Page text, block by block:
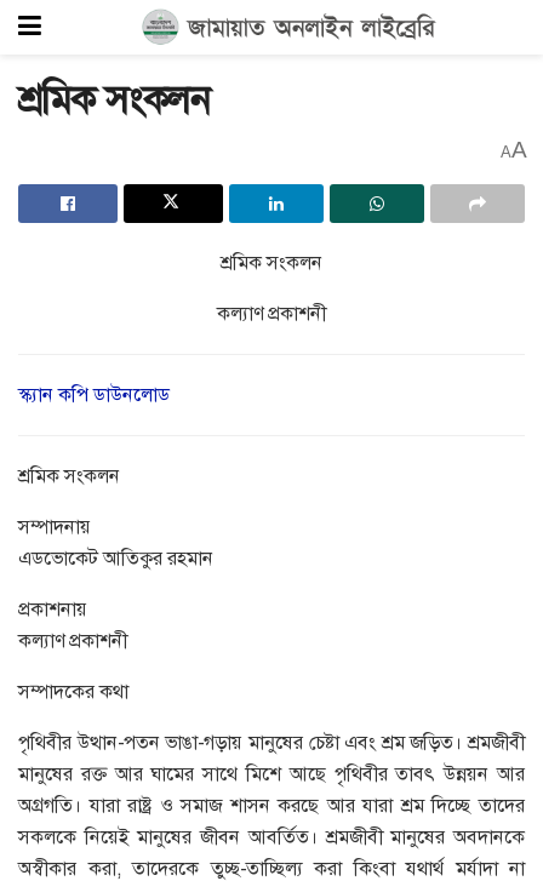
শ্রমিক সংকলন
AA
শ্রমিক সংকলন
কল্যাণ প্রকাশনী
স্ক্যান কপি ডাউনলোড
শ্রমিক সংকলন
সম্পাদনায়
এডভোকেট আতিকুর রহমান
প্রকাশনায়
কল্যাণ প্রকাশনী
সম্পাদকের কথা
পৃথিবীর উত্থান-পতন ভাঙা-গড়ায় মানুষের চেষ্টা এবং শ্রম জড়িত। শ্রমজীবী
মানুষের রক্ত আর ঘামের সাথে মিশে আছে পৃথিবীর তাবৎ উন্নয়ন আর
অগ্রগতি। যারা রাষ্ট্র ও সমাজ শাসন করছে আর যারা শ্রম দিচ্ছে তাদের
সকলকে নিয়েই মানুষের জীবন আবর্তিত। শ্রমজীবী মানুষের অবদানকে
অস্বীকার করা, তাদেরকে তুচ্ছ-তাচ্ছিল্য করা কিংবা যথার্থ মর্যাদা না